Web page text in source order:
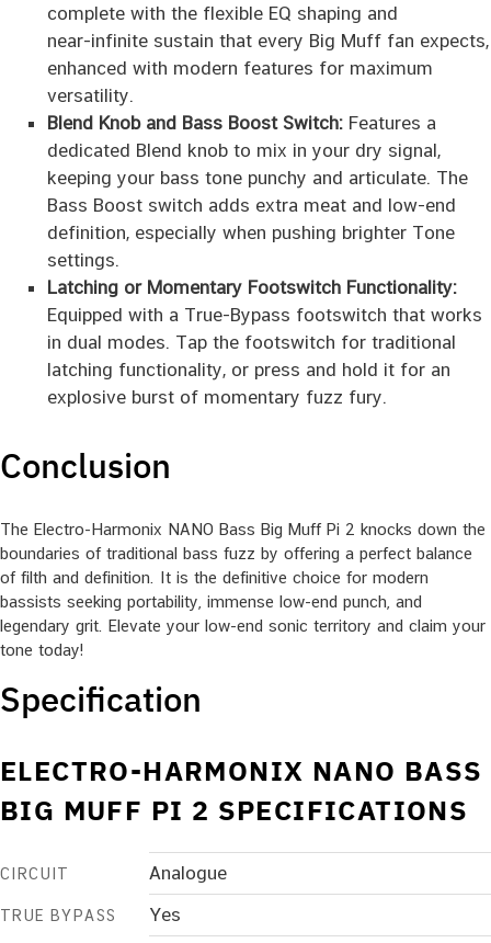
complete with the flexible EQ shaping and
near‑infinite sustain that every Big Muff fan expects,
enhanced with modern features for maximum
versatility.
Blend Knob and Bass Boost Switch:Features a
dedicated Blend knob to mix in your dry signal,
keeping your bass tone punchy and articulate. The
Bass Boost switch adds extra meat and low-end
definition, especially when pushing brighter Tone
settings.
Latching or Momentary Footswitch Functionality:
Equipped with a True-Bypass footswitch that works
in dual modes. Tap the footswitch for traditional
latching functionality, or press and hold it for an
explosive burst of momentary fuzz fury.
Conclusion
The Electro-Harmonix NANO Bass Big Muff Pi 2 knocks down the
boundaries of traditional bass fuzz by offering a perfect balance
of filth and definition. It is the definitive choice for modern
bassists seeking portability, immense low-end punch, and
legendary grit. Elevate your low-end sonic territory and claim your
tone today!
Specification
ELECTRO-HARMONIX NANO BASS
BIG MUFF PI 2 SPECIFICATIONS
CIRCUIT Analogue
TRUE BYPASS Yes